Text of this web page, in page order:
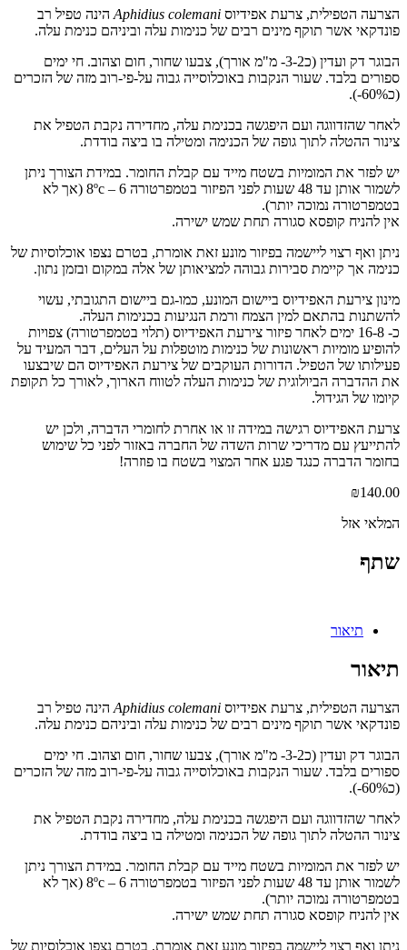
הצרעה הטפילית, צרעת אפידיוס Aphidius colemani הינה טפיל רב
פונדקאי אשר תוקף מינים רבים של כנימות עלה וביניהם כנימת עלה.
הבוגר דק ועדין (כ3-2- מ"מ אורך), צבעו שחור, חום וצהוב. חי ימים
ספורים בלבד. שעור הנקבות באוכלוסייה גבוה על-פי-רוב מזה של הזכרים
(כ60%-).
לאחר שהזדווגה ועם היפגשה בכנימת עלה, מחדירה נקבת הטפיל את
צינור ההטלה לתוך גופה של הכנימה ומטילה בו ביצה בודדת.
יש לפזר את המומיות בשטח מייד עם קבלת החומר. במידת הצורך ניתן
לשמור אותן עד 48 שעות לפני הפיזור בטמפרטורה 6 – 8ºc (אך לא
בטמפרטורה נמוכה יותר).
אין להניח קופסא סגורה תחת שמש ישירה.
ניתן ואף רצוי ליישמה בפיזור מונע זאת אומרת, בטרם נצפו אוכלוסיות של
כנימה אך קיימת סבירות גבוהה למציאותן של אלה במקום ובזמן נתון.
מינון צירעת האפידיוס ביישום המונע, כמו-גם ביישום התגובתי, עשוי
להשתנות בהתאם למין הצמח ורמת הנגיעות בכנימות העלה.
כ- 16-8 ימים לאחר פיזור צירעת האפידיוס (תלוי בטמפרטורה) צפויות
להופיע מומיות ראשונות של כנימות מוטפלות על העלים, דבר המעיד על
פעילותו של הטפיל. הדורות העוקבים של צירעת האפידיוס הם שיבצעו
את ההדברה הביולוגית של כנימות העלה לטווח הארוך, לאורך כל תקופת
קיומו של הגידול.
צרעת האפידיוס רגישה במידה זו או אחרת לחומרי הדברה, ולכן יש
להתייעץ עם מדריכי שרות השדה של החברה באזור לפני כל שימוש
בחומר הדברה כנגד פגע אחר המצוי בשטח בו פוזרה!
₪140.00
המלאי אזל
שתף
תיאור
תיאור
הצרעה הטפילית, צרעת אפידיוס Aphidius colemani הינה טפיל רב
פונדקאי אשר תוקף מינים רבים של כנימות עלה וביניהם כנימת עלה.
הבוגר דק ועדין (כ3-2- מ"מ אורך), צבעו שחור, חום וצהוב. חי ימים
ספורים בלבד. שעור הנקבות באוכלוסייה גבוה על-פי-רוב מזה של הזכרים
(כ60%-).
לאחר שהזדווגה ועם היפגשה בכנימת עלה, מחדירה נקבת הטפיל את
צינור ההטלה לתוך גופה של הכנימה ומטילה בו ביצה בודדת.
יש לפזר את המומיות בשטח מייד עם קבלת החומר. במידת הצורך ניתן
לשמור אותן עד 48 שעות לפני הפיזור בטמפרטורה 6 – 8ºc (אך לא
בטמפרטורה נמוכה יותר).
אין להניח קופסא סגורה תחת שמש ישירה.
ניתן ואף רצוי ליישמה בפיזור מונע זאת אומרת, בטרם נצפו אוכלוסיות של